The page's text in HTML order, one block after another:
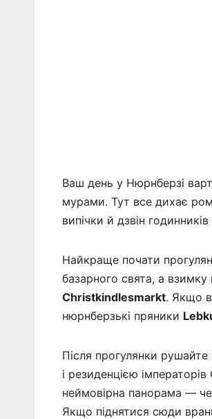
Ваш день у Нюрнберзі
мурами. Тут все дихає
випічки й дзвін
Найкраще почати
базарного свята, а взимку
Christkindlesmarkt. Якщо
нюрнберзькі пряники
Після прогулянки рушайте
і резиденцією
неймовірна панорама —
Якщо піднятися сюди